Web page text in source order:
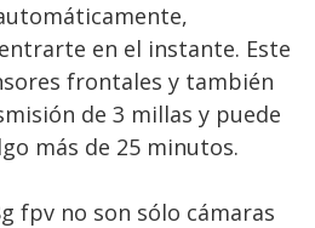
en el instante. Este
frontales y también
de 3 millas y puede
más de 25 minutos.
fpv no son sólo cámaras